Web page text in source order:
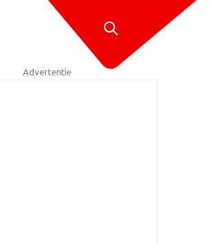
Advertentie